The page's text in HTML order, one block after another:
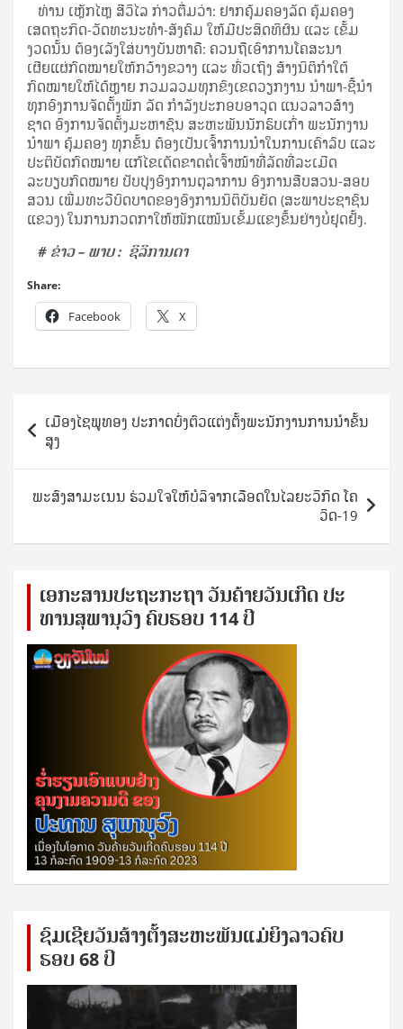
ທ່ານ ເຫຼັກໄຫຼ ສີວິໄລ ກ່າວຕື່ມວ່າ: ຢາກຄຸ້ມຄອງລັດ ຄຸ້ມຄອງ
ເສດຖະກິດ-ວັດທະນະທໍາ-ສັງຄົມ ໃຫ້ມີປະສິດທິຜົນ ແລະ ເຂັ້ມ
ງວດນັ້ນ ຕ້ອງເລັງໃສ່ບາງບັນຫາຄື: ຄວນຖືເອົາການໂຄສະນາ
ເຜີຍແຜ່ກົດໝາຍໃຫ້ກວ້າງຂວາງ ແລະ ທົ່ວເຖິງ ສ້າງນິຕິກໍາໃຕ້
ກົດໝາຍໃຫ້ໄດ້ຫຼາຍ ກວມລວມທຸກຂົງເຂດວຽກງານ ນໍາພາ-ຊີ້ນໍາ
ທຸກອົງການຈັດຕັ້ງພັກ ລັດ ກໍາລັງປະກອບອາວຸດ ແນວລາວສ້າງ
ຊາດ ອົງການຈັດຕັ້ງມະຫາຊົນ ສະຫະພັນນັກຮົບເກົ່າ ພະນັກງານ
ນໍາພາ ຄຸ້ມຄອງ ທຸກຂັ້ນ ຕ້ອງເປັນເຈົ້າການນໍາໃນການເຄົາລົບ ແລະ
ປະຕິບັດກົດໝາຍ ແກ້ໄຂເດັດຂາດຕໍ່ເຈົ້າໜ້າທີ່ລັດທີ່ລະເມີດ
ລະບຽບກົດໝາຍ ປັບປຸງອົງການຕຸລາການ ອົງການສືບສວນ-ສອບ
ສວນ ເພີ່ມທະວີບົດບາດຂອງອົງການນິຕິບັນຍັດ (ສະພາປະຊາຊົນ
ແຂວງ) ໃນການກວດກາໃຫ້ໜັກແໜ້ນເຂັ້ມແຂງຂຶ້ນຢ່າງບໍ່ຢຸດຢັ້ງ.
# ຂ່າວ – ພາບ : ຊິລິການດາ
Share:
Facebook X
Post
navigation
ເມືອງໄຊພູທອງ ປະກາດບົ່ງຕົວແຕ່ງຕັ້ງພະນັກງານການນໍາຂັ້ນ
ສູງ
ພະສົງສາມະເນນ ຮ່ວມໃຈໃຫ້ບໍລິຈາກເລືອດໃນໄລຍະວິກິດ ໂຄ
ວິດ-19
ເອ​ກະ​ສານ​ປະ​ຖະ​ກະ​ຖ​າ ວັນ​ຄ້າຍ​ວັນ​ເກີດ ປ​ະ​
ທານ​ສຸ​ພາ​ນຸ​ວົງ ຄົບ​ຮອບ 114 ປີ
ຊົ​ມ​ເຊີຍ​ວັນ​ສ້າງ​ຕັ້ງ​ສະ​ຫະ​ພັນ​ແມ່​ຍິງ​​ລາວຄົບ​
ຮອບ 68 ປິ